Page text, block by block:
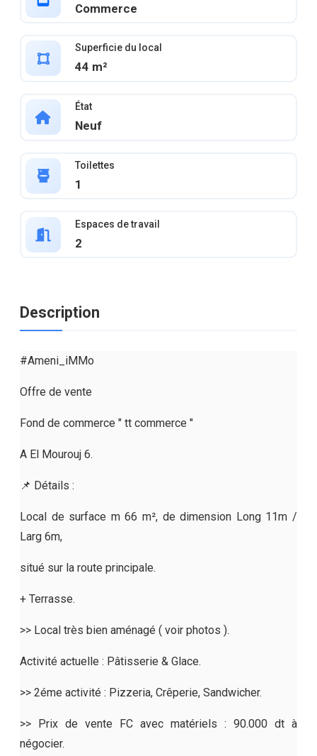
Commerce
Superficie du local
44 m²
État
Neuf
Toilettes
1
Espaces de travail
2
Description
#Ameni_iMMo
Offre de vente
Fond de commerce " tt commerce "
A El Mourouj 6.
📌 Détails :
Local de surface m 66 m², de dimension Long 11m /
Larg 6m,
situé sur la route principale.
+ Terrasse.
>> Local très bien aménagé ( voir photos ).
Activité actuelle : Pâtisserie & Glace.
>> 2éme activité : Pizzeria, Crêperie, Sandwicher.
>> Prix de vente FC avec matériels : 90.000 dt à
négocier.